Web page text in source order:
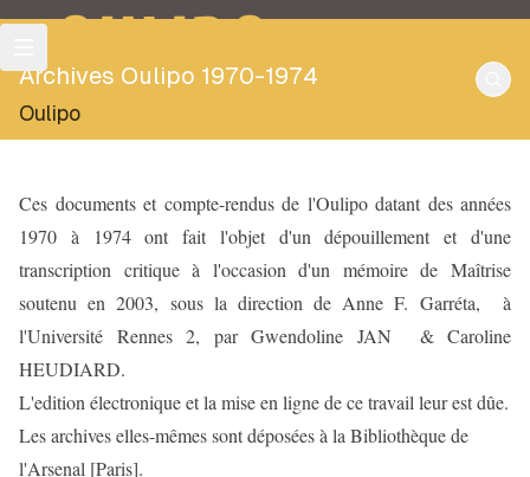
OULIPO
Archives Oulipo 1970-1974
Oulipo
Ces documents et compte-rendus de l'Oulipo datant des années
1970 à 1974 ont fait l'objet d'un dépouillement et d'une
transcription critique à l'occasion d'un mémoire de Maîtrise
soutenu en 2003, sous la direction de Anne F. Garréta, à
l'Université Rennes 2, par Gwendoline JAN & Caroline
HEUDIARD.
L'edition électronique et la mise en ligne de ce travail leur est dûe.
Les archives elles-mêmes sont déposées à la Bibliothèque de
l'Arsenal [Paris].